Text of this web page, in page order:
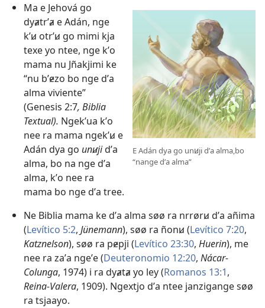
E Adán dya go unꞹji dʼa alma,​bo
“nange dʼa alma”
Ma e Jehová go
dyⱥtrʼⱥ e Adán, nge
kʼꞹ otrʼꞹ go mimi kja
texe yo ntee, nge kʼo
mama nu Jñakjimi ke
“nu bʼɇzo bo nge dʼa
alma viviente”
(Genesis 2:7, Biblia
Textual). Ngekʼua kʼo
nee ra mama ngekʼꞹ e
Adán dya go unꞹjidʼa
alma, ​bo na nge dʼa
alma, kʼo nee ra
mama bo nge dʼa tree.
Ne Biblia mama ke dʼa alma søø ra nrrørꞹ dʼa añima
(Levítico 5:2, Jünemann), søø ra ñonꞹ (Levítico 7:​20,
Katznelson), søø ra pɇpji (Levítico 23:30, Huerin), me
nee ra zaʼa ngeʼe (Deuteronomio 12:20, Nácar-
Colunga, 1974) i ra dyⱥtⱥ yo ley (Romanos 13:1,
Reina-Valera, 1909). Ngextjo dʼa ntee janzigange søø
ra tsjaayo.